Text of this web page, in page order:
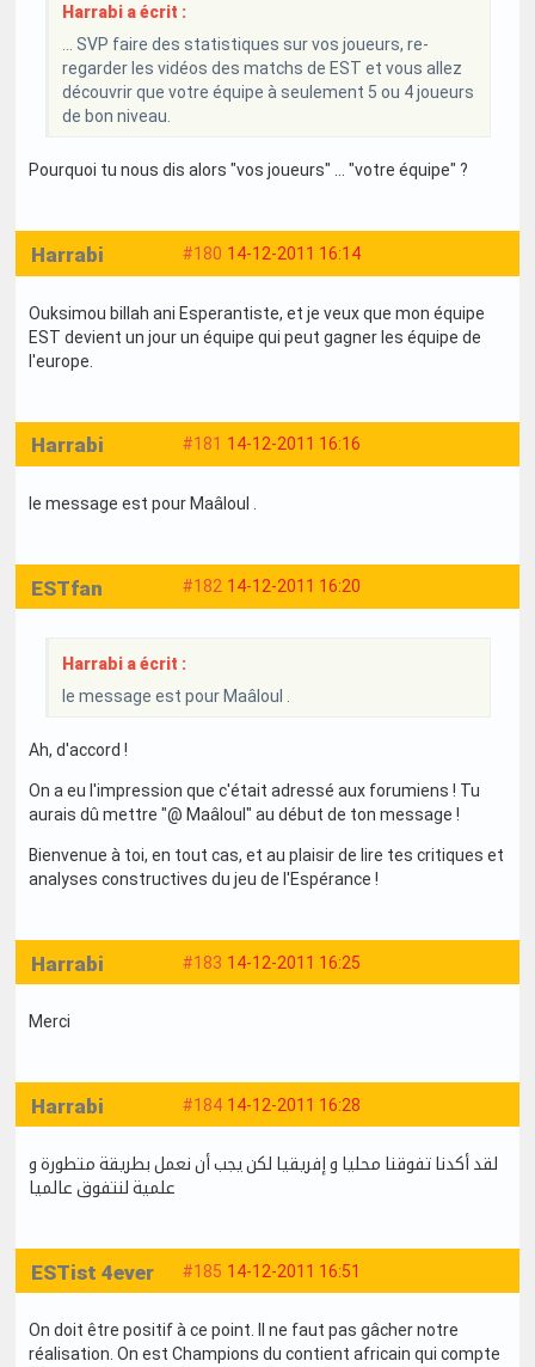
Harrabi a écrit :
... SVP faire des statistiques sur vos joueurs, re-
regarder les vidéos des matchs de EST et vous allez
découvrir que votre équipe à seulement 5 ou 4 joueurs
de bon niveau.
Pourquoi tu nous dis alors "vos joueurs" ... "votre équipe" ?
#180 14-12-2011 16:14
Harrabi
Ouksimou billah ani Esperantiste, et je veux que mon équipe
EST devient un jour un équipe qui peut gagner les équipe de
l'europe.
#181 14-12-2011 16:16
Harrabi
le message est pour Maâloul .
#182 14-12-2011 16:20
ESTfan
Harrabi a écrit :
le message est pour Maâloul .
Ah, d'accord !
On a eu l'impression que c'était adressé aux forumiens ! Tu
aurais dû mettre "@ Maâloul" au début de ton message !
Bienvenue à toi, en tout cas, et au plaisir de lire tes critiques et
analyses constructives du jeu de l'Espérance !
#183 14-12-2011 16:25
Harrabi
Merci
#184 14-12-2011 16:28
Harrabi
لقد أكدنا تفوقنا محليا و إفريقيا لكن يجب أن نعمل بطريقة متطورة و
علمية لنتفوق عالميا
#185 14-12-2011 16:51
ESTist 4ever
On doit être positif à ce point. Il ne faut pas gâcher notre
réalisation. On est Champions du contient africain qui compte